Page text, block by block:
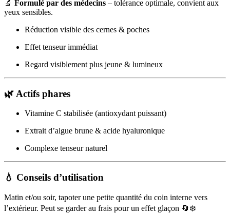
🔬 Formulé par des médecins – tolérance optimale, convient aux
yeux sensibles.
Réduction visible des cernes & poches
Effet tenseur immédiat
Regard visiblement plus jeune & lumineux
🌿 Actifs phares
Vitamine C stabilisée (antioxydant puissant)
Extrait d’algue brune & acide hyaluronique
Complexe tenseur naturel
💧 Conseils d’utilisation
Matin et/ou soir, tapoter une petite quantité du coin interne vers
l’extérieur. Peut se garder au frais pour un effet glaçon 🔄❄️